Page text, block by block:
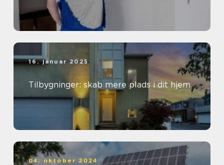
16. januar 2025
Tilbygninger: skab mere plads i dit hjem
04. oktober 2024